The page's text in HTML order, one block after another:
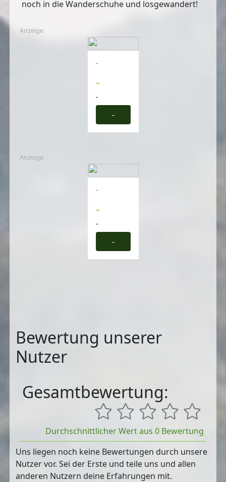
noch in die Wanderschuhe und losgewandert!
Anzeige
-
-
-
-
Anzeige
-
-
-
-
Bewertung unserer
Nutzer
Gesamtbewertung:
Durchschnittlicher Wert aus 0 Bewertung
Uns liegen noch keine Bewertungen durch unsere
Nutzer vor. Sei der Erste und teile uns und allen
anderen Nutzern deine Erfahrungen mit.